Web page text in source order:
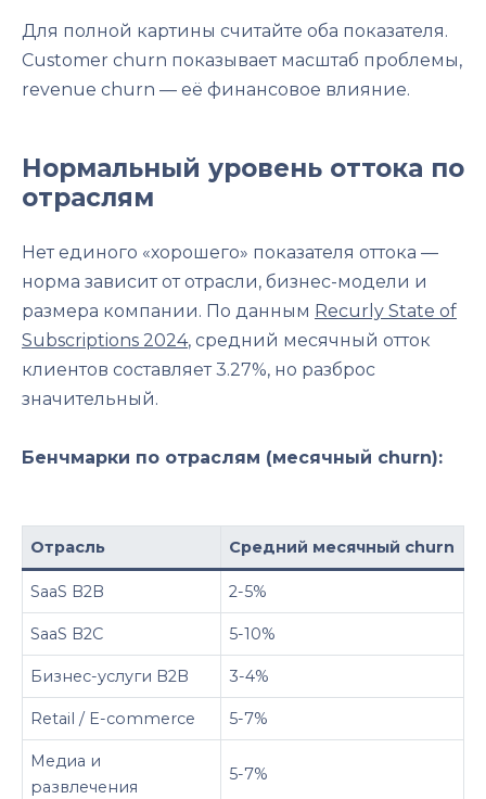
Для полной картины считайте оба показателя.
Customer churn показывает масштаб проблемы,
revenue churn — её финансовое влияние.
Нормальный уровень оттока по
отраслям
Нет единого «хорошего» показателя оттока —
норма зависит от отрасли, бизнес-модели и
размера компании. По данным Recurly State of
Subscriptions 2024, средний месячный отток
клиентов составляет 3.27%, но разброс
значительный.
Бенчмарки по отраслям (месячный churn):
Отрасль Средний месячный churn
SaaS B2B 2-5%
SaaS B2C 5-10%
Бизнес-услуги B2B 3-4%
Retail / E-commerce 5-7%
Медиа и
развлечения
5-7%